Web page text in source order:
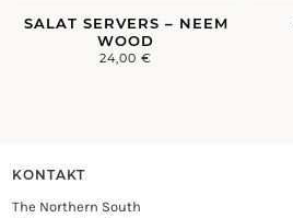
SALAT SERVERS – NEEM
WOOD
24,00€
KONTAKT
The Northern South